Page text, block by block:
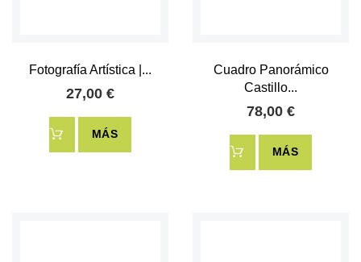
Fotografía Artística |...
27,00 €
MÁS
Cuadro Panorámico
Castillo...
78,00 €
MÁS